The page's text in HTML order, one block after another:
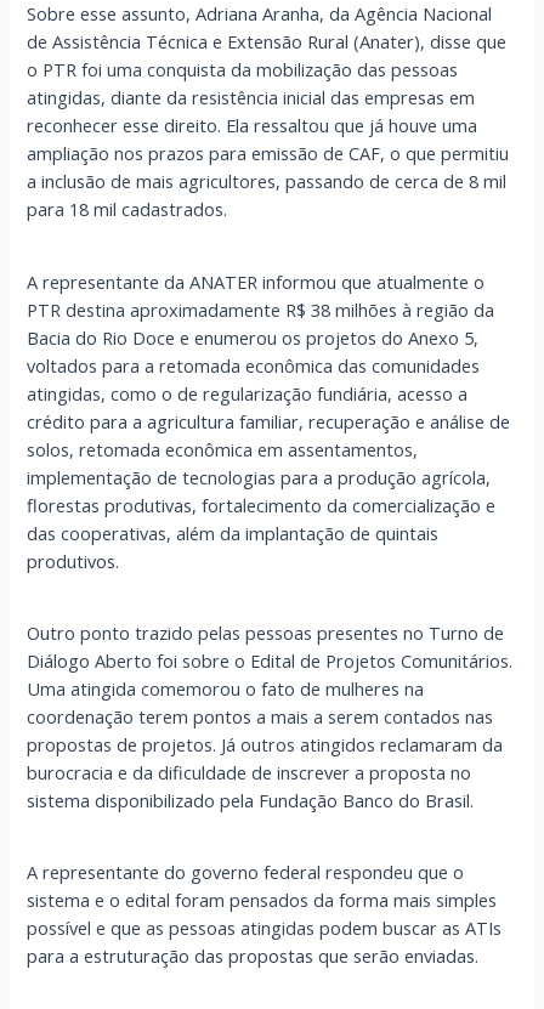
Sobre esse assunto, Adriana Aranha, da Agência Nacional
de Assistência Técnica e Extensão Rural (Anater), disse que
o PTR foi uma conquista da mobilização das pessoas
atingidas, diante da resistência inicial das empresas em
reconhecer esse direito. Ela ressaltou que já houve uma
ampliação nos prazos para emissão de CAF, o que permitiu
a inclusão de mais agricultores, passando de cerca de 8 mil
para 18 mil cadastrados.
A representante da ANATER informou que atualmente o
PTR destina aproximadamente R$ 38 milhões à região da
Bacia do Rio Doce e enumerou os projetos do Anexo 5,
voltados para a retomada econômica das comunidades
atingidas, como o de regularização fundiária, acesso a
crédito para a agricultura familiar, recuperação e análise de
solos, retomada econômica em assentamentos,
implementação de tecnologias para a produção agrícola,
florestas produtivas, fortalecimento da comercialização e
das cooperativas, além da implantação de quintais
produtivos.
Outro ponto trazido pelas pessoas presentes no Turno de
Diálogo Aberto foi sobre o Edital de Projetos Comunitários.
Uma atingida comemorou o fato de mulheres na
coordenação terem pontos a mais a serem contados nas
propostas de projetos. Já outros atingidos reclamaram da
burocracia e da dificuldade de inscrever a proposta no
sistema disponibilizado pela Fundação Banco do Brasil.
A representante do governo federal respondeu que o
sistema e o edital foram pensados da forma mais simples
possível e que as pessoas atingidas podem buscar as ATIs
para a estruturação das propostas que serão enviadas.